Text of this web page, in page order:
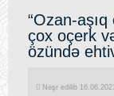
“Ozan-
çox oçerk
özündə
Nəşr edilib